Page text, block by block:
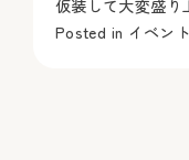
仮装して大変盛り
Posted in イベン